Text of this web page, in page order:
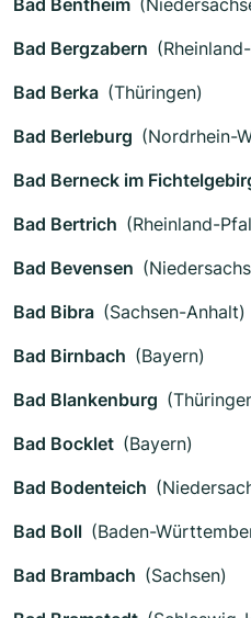
Bad Bentheim
Bad Bergzabern
Bad Berka (Thüringen)
Bad Berleburg (Nordrhein-
Bad Berneck im
Bad Bertrich (Rheinland-
Bad Bevensen
Bad Bibra (Sachsen-Anhalt)
Bad Birnbach (Bayern)
Bad Blankenburg
Bad Bocklet (Bayern)
Bad Bodenteich
Bad Boll (Baden-
Bad Brambach (Sachsen)